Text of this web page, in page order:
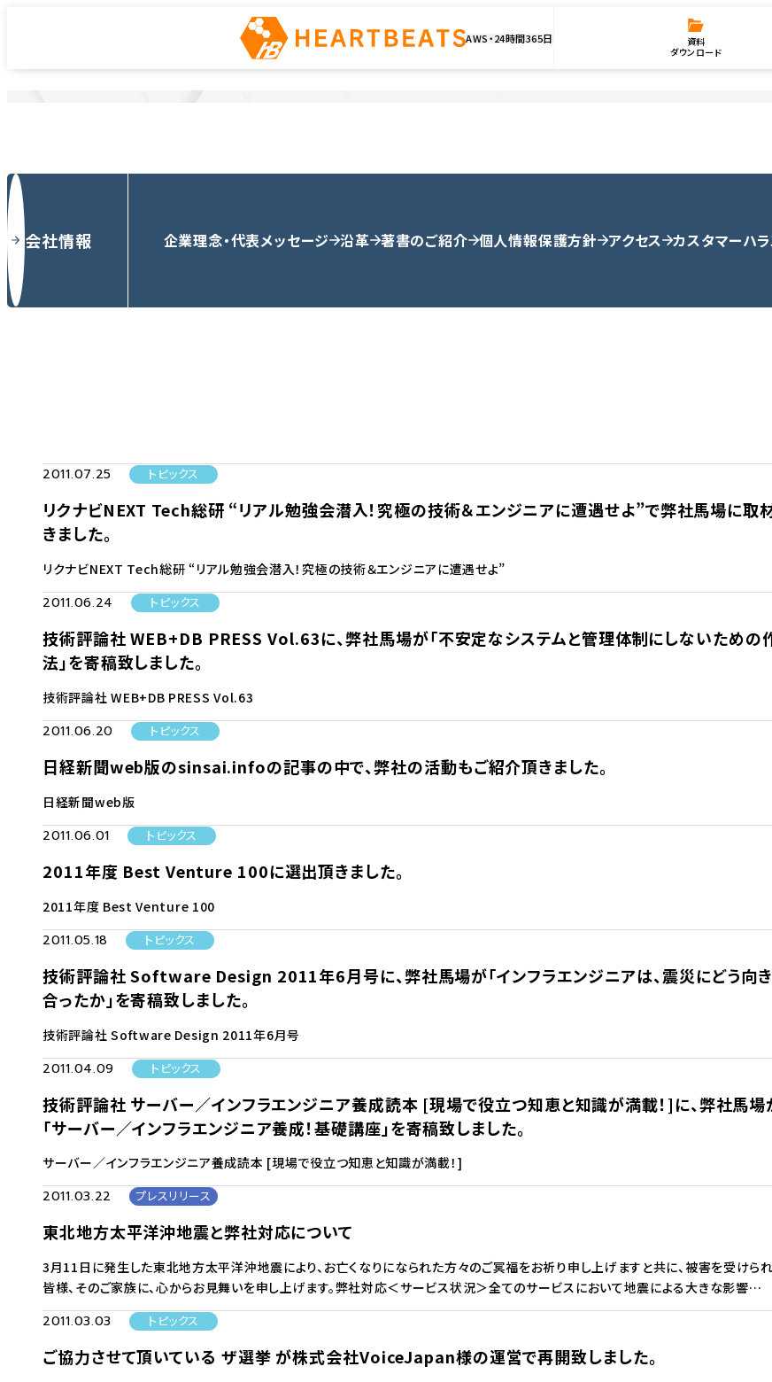
AWS・24時間365日
資料
ダウンロード
ニュース
ホーム ニュース
会社情報 企業理念・代表メッセージ 沿革 著書のご紹介 個人情報保護方針 アクセス カスタマーハ
2011.07.25 トピックス
リクナビNEXT Tech総研 “リアル勉強会潜入！究極の技術＆エンジニアに遭遇せよ”で弊社馬場に取
きました。
リクナビNEXT Tech総研 “リアル勉強会潜入！究極の技術＆エンジニアに遭遇せよ”
2011.06.24 トピックス
技術評論社 WEB+DB PRESS Vol.63に、弊社馬場が「不安定なシステムと管理体制にしないための
法」を寄稿致しました。
技術評論社 WEB+DB PRESS Vol.63
2011.06.20 トピックス
日経新聞web版のsinsai.infoの記事の中で、弊社の活動もご紹介頂きました。
日経新聞web版
2011.06.01 トピックス
2011年度 Best Venture 100に選出頂きました。
2011年度 Best Venture 100
2011.05.18 トピックス
技術評論社 Software Design 2011年6月号に、弊社馬場が「インフラエンジニアは、震災にどう向き
合ったか」を寄稿致しました。
技術評論社 Software Design 2011年6月号
2011.04.09 トピックス
技術評論社 サーバー／インフラエンジニア養成読本 [現場で役立つ知恵と知識が満載！]に、弊社馬場
「サーバー／インフラエンジニア養成！基礎講座」を寄稿致しました。
サーバー／インフラエンジニア養成読本 [現場で役立つ知恵と知識が満載！]
2011.03.22 プレスリリース
東北地方太平洋沖地震と弊社対応について
3月11日に発生した東北地方太平洋沖地震により、お亡くなりになられた方々のご冥福をお祈り申し上げますと共に、被害を受けら
皆様、そのご家族に、心からお見舞いを申し上げます。弊社対応＜サービス状況＞全てのサービスにおいて地震による大きな影響…
2011.03.03 トピックス
ご協力させて頂いている ザ選挙 が株式会社VoiceJapan様の運営で再開致しました。